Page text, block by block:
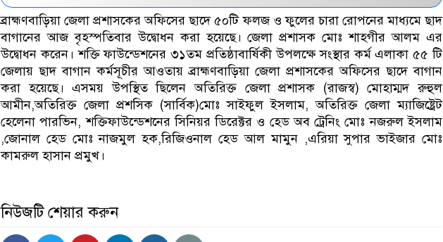
ব্রাহ্মণবাড়িয়া জেলা প্রশাসকের অফিসের ছাদে ৫০টি ফলজ ও ফুলের চারা রোপনের মাধ্যমে ছাদ
বাগানের আজ বৃহস্পতিবার উদ্বোধন করা হয়েছে। জেলা প্রশাসক মোঃ শাহগীর আলম এর
উদ্বোধন করেন। শক্তি ফাউন্ডেশনের ৩১তম প্রতিষ্ঠাবার্ষিকী ‌উপলক্ষে সংস্থার কর্ম এলাকা ৫৫ টি
জেলায় ছাদ বাগান কর্মসূচীর আওতায় ব্রাহ্মণবাড়িয়া জেলা প্রশাসকের অফিসের ছাদে বাগান
করা হয়েছে। এসময় উপস্থিত ছিলেন অতিরিক্ত জেলা প্রশাসক (রাজস্ব) মোহাম্মদ রুহুল
আমীন,অতিরিক্ত জেলা প্রশসিক (সার্বিক)মোঃ সাইফুল ইসলাম, অতিরিক্ত জেলা ম্যাজিষ্ট্রেট
হেলেনা পারভিন, শক্তিফাউন্ডেশনের সিনিয়র ডিরেক্টর ও হেড অব ট্রেনিং মোঃ নজরুল ইসলাম
,জোনাল হেড মোঃ নাজমুল হক,রিজিওনাল হেড আল মামুন ,এরিয়া সুপার ভাইজার মোঃ
কামরুল হাসান প্রমুখ।
নিউজটি শেয়ার করুন